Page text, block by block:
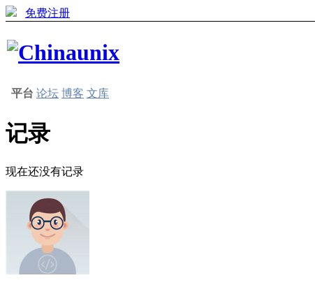
免费注册
平台 论坛 博客 文库
记录
现在还没有记录